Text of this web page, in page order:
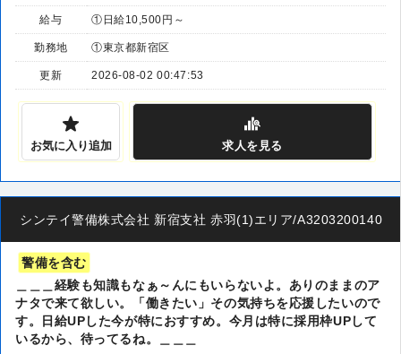
給与 ①日給10,500円～
勤務地 ①東京都新宿区
更新 2026-08-02 00:47:53
お気に入り追加 求人を見る
シンテイ警備株式会社 新宿支社 赤羽(1)エリア/A3203200140
警備を含む
＿＿＿経験も知識もなぁ～んにもいらないよ。ありのままのア
ナタで来て欲しい。「働きたい」その気持ちを応援したいので
す。日給UPした今が特におすすめ。今月は特に採用枠UPして
いるから、待ってるね。＿＿＿